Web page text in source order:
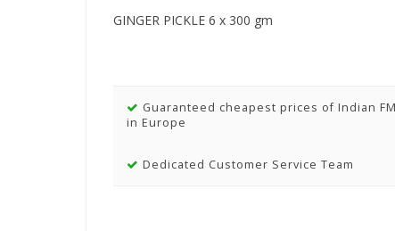
GINGER PICKLE 6 x 300 gm
Guaranteed cheapest prices of Indian
in Europe
Dedicated Customer Service Team